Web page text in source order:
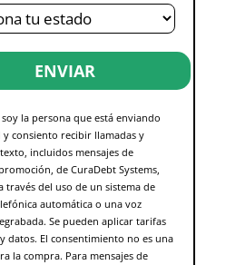
ENVIAR
la persona que está enviando
y consiento recibir llamadas y
incluidos mensajes de
de CuraDebt Systems,
través del uso de un sistema de
automática o una voz
Se pueden aplicar tarifas
datos. El consentimiento no es una
la compra. Para mensajes de